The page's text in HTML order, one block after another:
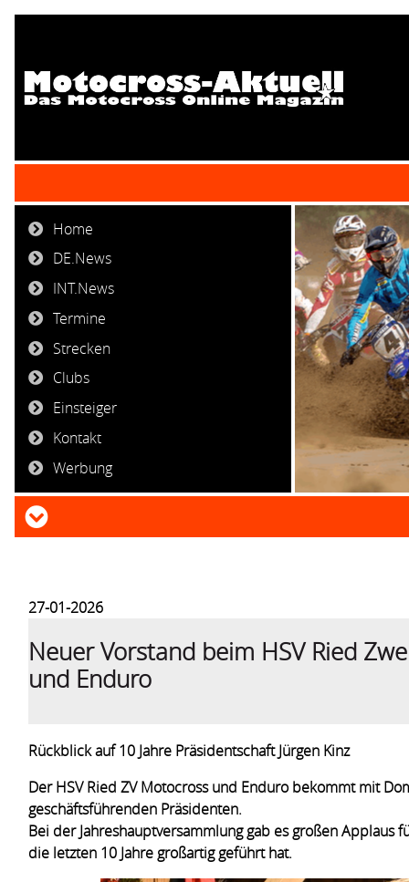
Home
DE.News
INT.News
Termine
Strecken
Clubs
Einsteiger
Kontakt
Werbung
27-01-2026
Neuer Vorstand beim HSV Ried
und Enduro
Rückblick auf 10 Jahre Präsidentschaft Jürgen Kinz
Der HSV Ried ZV Motocross und Enduro bekommt mit
geschäftsführenden Präsidenten.
Bei der Jahreshauptversammlung gab es großen Applaus
die letzten 10 Jahre großartig geführt hat.